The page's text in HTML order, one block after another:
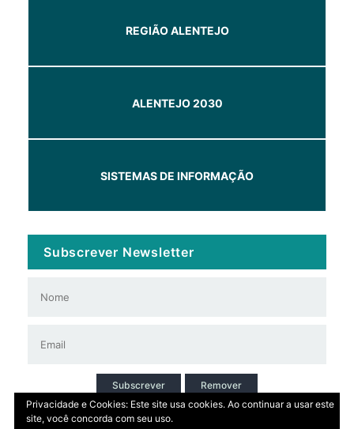
REGIÃO ALENTEJO
ALENTEJO 2030
SISTEMAS DE INFORMAÇÃO
Subscrever Newsletter
Subscrever
Remover
Privacidade e Cookies: Este site usa cookies. Ao continuar a usar este
site, você concorda com seu uso.